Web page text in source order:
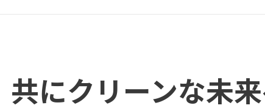
にクリーンな未来